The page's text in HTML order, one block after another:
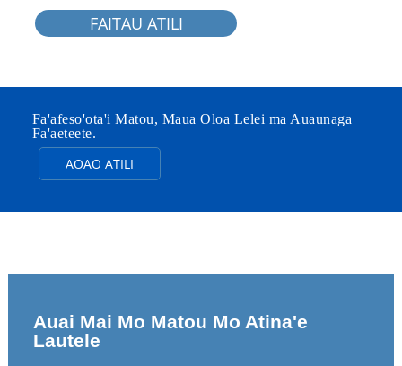
FAITAU ATILI
Fa'afeso'ota'i Matou, Maua Oloa Lelei ma Auaunaga
Fa'aeteete.
AOAO ATILI
Auai Mai Mo Matou Mo Atina'e
Lautele